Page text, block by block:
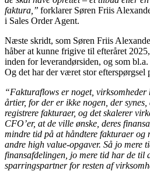
faktura,” forklarer Søren Friis
i Sales Order Agent.
Næste skridt, som Søren Friis
håber at kunne frigive til efteråret
inden for leverandørsiden, og som
Og det har der været stor efterspørgsel
“Fakturaflows er noget,
årtier, for der er ikke nogen, der
registrere fakturaer, og det skalerer
CFO’er, at de ville ønske, deres
mindre tid på at håndtere fakturaer og
andre high value-opgaver. Så jo mere
finansafdelingen, jo mere tid har de til
sparringspartner for resten af